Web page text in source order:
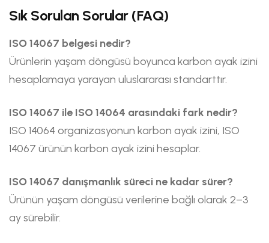
Sık Sorulan Sorular (FAQ)
ISO 14067 belgesi nedir?
Ürünlerin yaşam döngüsü boyunca karbon ayak izini
hesaplamaya yarayan uluslararası standarttır.
ISO 14067 ile ISO 14064 arasındaki fark nedir?
ISO 14064 organizasyonun karbon ayak izini, ISO
14067 ürünün karbon ayak izini hesaplar.
ISO 14067 danışmanlık süreci ne kadar sürer?
Ürünün yaşam döngüsü verilerine bağlı olarak 2–3
ay sürebilir.